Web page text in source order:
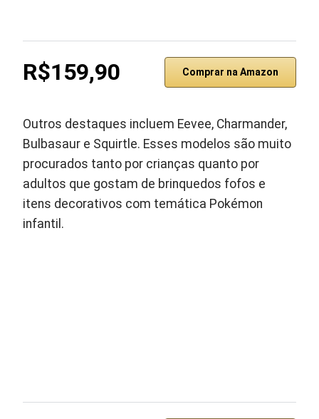
R$159,90 Comprar na Amazon
Outros destaques incluem Eevee, Charmander,
Bulbasaur e Squirtle. Esses modelos são muito
procurados tanto por crianças quanto por
adultos que gostam de brinquedos fofos e
itens decorativos com temática Pokémon
infantil.